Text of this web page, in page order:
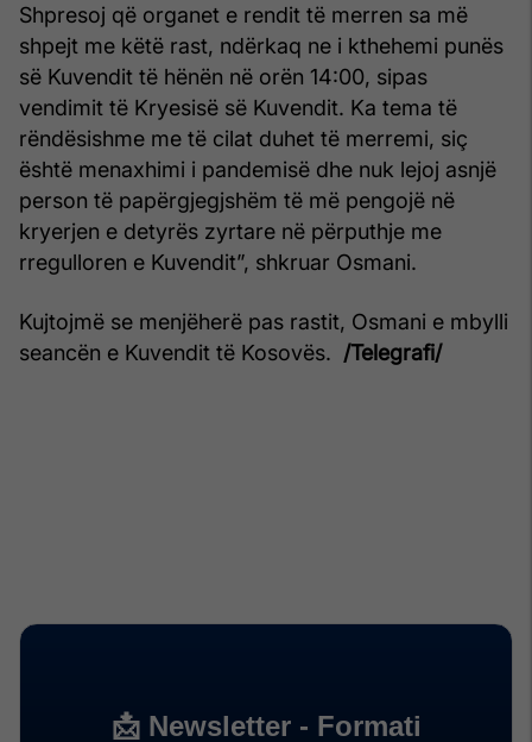
Shpresoj që organet e rendit të merren sa më
shpejt me këtë rast, ndërkaq ne i kthehemi punës
së Kuvendit të hënën në orën 14:00, sipas
vendimit të Kryesisë së Kuvendit. Ka tema të
rëndësishme me të cilat duhet të merremi, siç
është menaxhimi i pandemisë dhe nuk lejoj asnjë
person të papërgjegjshëm të më pengojë në
kryerjen e detyrës zyrtare në përputhje me
rregulloren e Kuvendit”, shkruar Osmani.
Kujtojmë se menjëherë pas rastit, Osmani e mbylli
seancën e Kuvendit të Kosovës. /Telegrafi/